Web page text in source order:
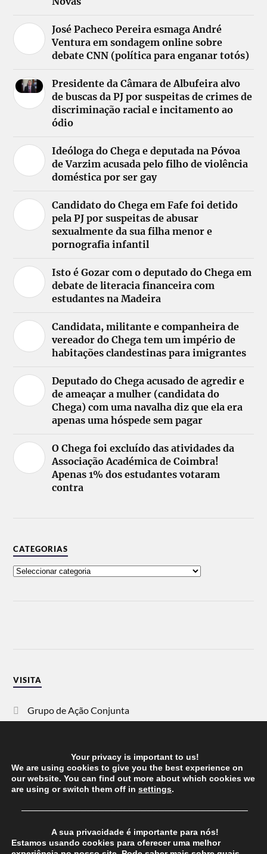
José Pacheco Pereira esmaga André
Ventura em sondagem online sobre
debate CNN (política para enganar totós)
Presidente da Câmara de Albufeira alvo
de buscas da PJ por suspeitas de crimes de
discriminação racial e incitamento ao
ódio
Ideóloga do Chega e deputada na Póvoa
de Varzim acusada pelo filho de violência
doméstica por ser gay
Candidato do Chega em Fafe foi detido
pela PJ por suspeitas de abusar
sexualmente da sua filha menor e
pornografia infantil
Isto é Gozar com o deputado do Chega em
debate de literacia financeira com
estudantes na Madeira
Candidata, militante e companheira de
vereador do Chega tem um império de
habitações clandestinas para imigrantes
Deputado do Chega acusado de agredir e
de ameaçar a mulher (candidata do
Chega) com uma navalha diz que ela era
apenas uma hóspede sem pagar
O Chega foi excluído das atividades da
Associação Académica de Coimbra!
Apenas 1% dos estudantes votaram
contra
CATEGORIAS
VISITA
Grupo de Ação Conjunta
Vida Justa
dezanove
Your privacy is important to us!
We are using cookies to give you the best experience on
our website. You can find out more about which cookies we
are using or switch them off in settings.
──────────────────────────────────────
A sua privacidade é importante para nós!
Estamos usando cookies para oferecer uma melhor